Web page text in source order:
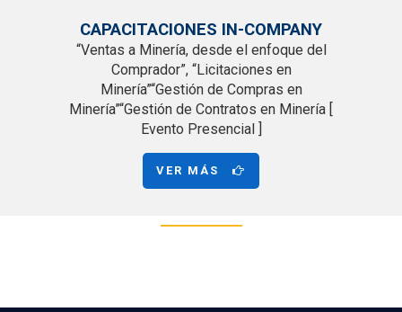
CAPACITACIONES IN-COMPANY
“Ventas a Minería, desde el enfoque del
Comprador”, “Licitaciones en
Minería”“Gestión de Compras en
Minería”“Gestión de Contratos en Minería [
Evento Presencial ]
VER MÁS